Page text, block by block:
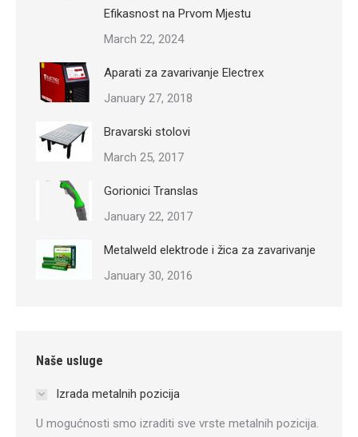
Efikasnost na Prvom Mjestu
March 22, 2024
Aparati za zavarivanje Electrex
January 27, 2018
Bravarski stolovi
March 25, 2017
Gorionici Translas
January 22, 2017
Metalweld elektrode i žica za zavarivanje
January 30, 2016
Naše usluge
Izrada metalnih pozicija
U mogućnosti smo izraditi sve vrste metalnih pozicija.